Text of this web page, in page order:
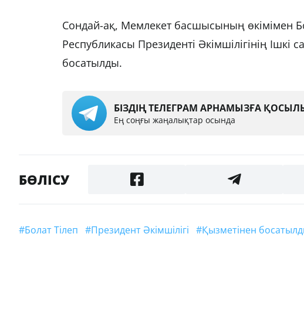
Сондай-ақ, Мемлекет басшысының өкімімен
Республикасы Президенті Әкімшілігінің Ішкі
босатылды.
БІЗДІҢ ТЕЛЕГРАМ АРНАМЫЗҒА
Ең соңғы жаңалықтар осында
БӨЛІСУ
#Болат Тілеп #Президент Әкімшілігі #қызметінен